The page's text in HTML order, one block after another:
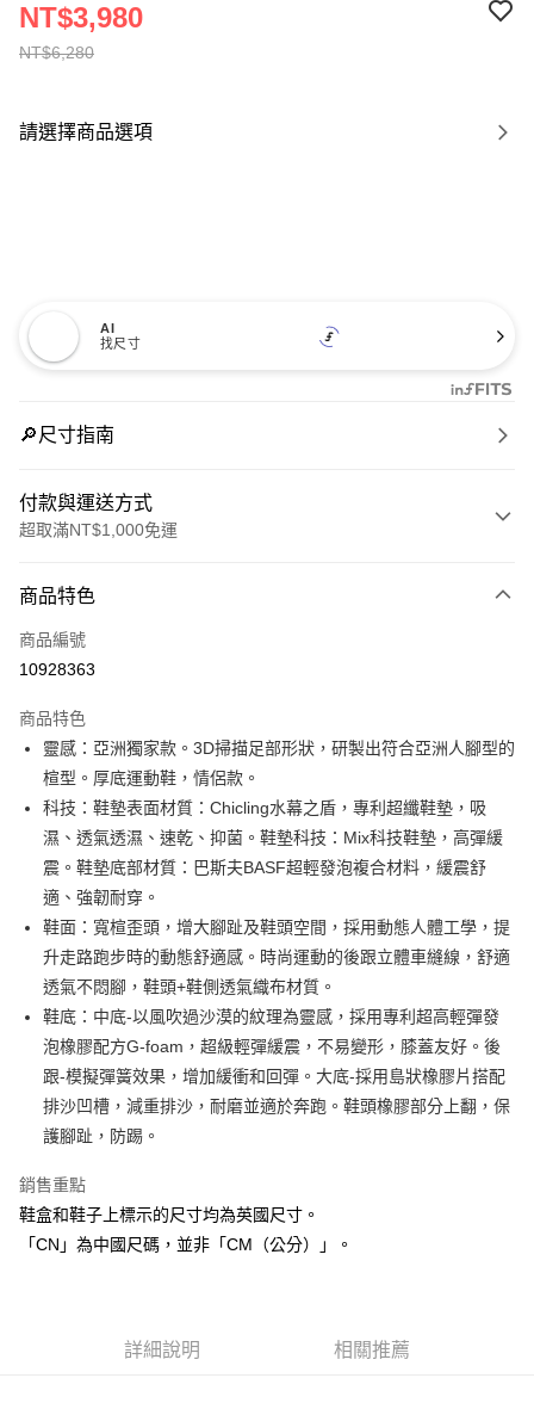
NT$6,280
NT$3,980
請選擇商品選項
AI
找尺寸
🔎尺寸指南
付款與運送方式
超取滿NT$1,000免運
信用卡一次付款
信用卡分期付款
合作金庫商業銀行
華南商業銀行
彰化商業銀行
上海商業儲蓄銀行
國泰世華商業銀行
兆豐國際商業銀行
臺灣中小企業銀行
台中商業銀行
匯豐（台灣）商業銀行
華泰商業銀行
聯邦商業銀行
遠東國際商業銀行
元大商業銀行
玉山商業銀行
星展（台灣）商業銀行
台新國際商業銀行
中國信託商業銀行
台灣樂天信用卡公司
LINE Pay
街口支付
AFTEE先享後付
相關說明
AFTEE先享後付是「在收到商品之後才付款」的支付方式。 讓您購物簡單
便利好安心！
１．簡單：不需註冊會員、不需綁卡、不需儲值。
２．便利：只要手機號碼，簡訊認證，即可結帳。
３．安心：先確認商品／服務後，再付款。
１．於結帳方式選擇「AFTEE先享後付」後，將跳轉至「AFTEE先享後付」
結帳頁面，進行簡訊認證並確認金額後，即可完成結帳。
２．訂單成立數日內，您將收到繳費通知簡訊。
３．收到繳費通知簡訊後14天內，點擊此簡訊中的連結，可透過四大超商／
ATM／網路銀行／等多元方式進行付款，方視為交易完成。
購買商品的店家。未經商家同意取消之訂單仍視為有效，需透過AFTEE先享
後付繳納相關費用。
※ 交易是否成功請以「AFTEE先享後付 」之結帳頁面顯示為準，若有關於
是否繳費成功／繳費後需取消欲退款等相關疑問，請聯繫「AFTEE先享後付
易，需依本服務之必要範圍內提供個人資料，並將交易相關給付款項請求債
ATM付款
運送方式
付款後全家取貨
每筆NT$80，滿NT$1,000(含以上)免運費
付款後萊爾富取貨
每筆NT$80，滿NT$1,000(含以上)免運費
付款後7-11取貨
每筆NT$80，滿NT$1,000(含以上)免運費
宅配
每筆NT$80，滿NT$1,000(含以上)免運費
商品特色
商品編號
10928363
商品特色
靈感：亞洲獨家款。3D掃描足部形狀，研製出符合亞洲人腳型的
楦型。厚底運動鞋，情侶款。
科技：鞋墊表面材質：Chicling水幕之盾，專利超纖鞋墊，吸
濕、透氣透濕、速乾、抑菌。鞋墊科技：Mix科技鞋墊，高彈緩
震。鞋墊底部材質：巴斯夫BASF超輕發泡複合材料，緩震舒
適、強韌耐穿。
鞋面：寬楦歪頭，增大腳趾及鞋頭空間，採用動態人體工學，提
升走路跑步時的動態舒適感。時尚運動的後跟立體車縫線，舒適
透氣不悶腳，鞋頭+鞋側透氣織布材質。
鞋底：中底-以風吹過沙漠的紋理為靈感，採用專利超高輕彈發
泡橡膠配方G-foam，超級輕彈緩震，不易變形，膝蓋友好。後
跟-模擬彈簧效果，增加緩衝和回彈。大底-採用島狀橡膠片搭配
排沙凹槽，減重排沙，耐磨並適於奔跑。鞋頭橡膠部分上翻，保
護腳趾，防踢。
銷售重點
鞋盒和鞋子上標示的尺寸均為英國尺寸。
「CN」為中國尺碼，並非「CM（公分）」。
詳細說明 相關推薦